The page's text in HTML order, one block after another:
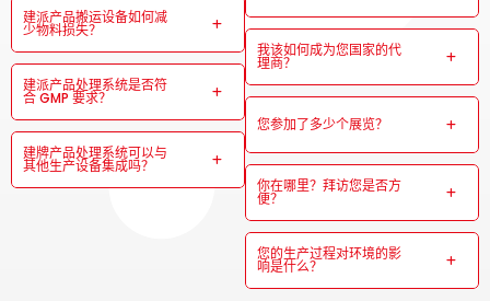
建派产品搬运设备如何减
少物料损失？
建派产品处理系统是否符
合 GMP 要求？
建牌产品处理系统可以与
其他生产设备集成吗？
我该如何成为您国家的代
理商？
您参加了多少个展览？
你在哪里？拜访您是否方
便？
您的生产过程对环境的影
响是什么？